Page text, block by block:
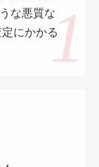
な悪質な
にかかる